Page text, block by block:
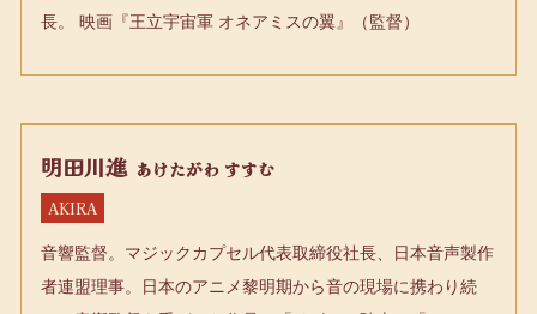
長。 映画『王立宇宙軍 オネアミスの翼』（監督）
明田川進 あけたがわ すすむ
AKIRA
音響監督。マジックカプセル代表取締役社長、日本音声製作
者連盟理事。日本のアニメ黎明期から音の現場に携わり続